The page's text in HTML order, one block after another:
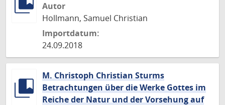
Autor
Hollmann, Samuel Christian
Importdatum:
24.09.2018
M. Christoph Christian Sturms
Betrachtungen über die Werke Gottes im
Reiche der Natur und der Vorsehung auf